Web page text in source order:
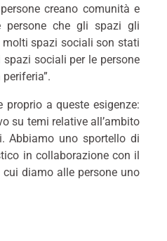
creano comunità e
che gli spazi gli
spazi sociali son stati
sociali per le persone
proprio a queste esigenze:
su temi relative all’ambito
Abbiamo uno sportello di
in collaborazione con il
diamo alle persone uno